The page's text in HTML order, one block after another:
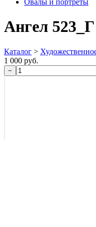
Овалы и портреты
Ангел 523_Г
Каталог >
1 000 руб.